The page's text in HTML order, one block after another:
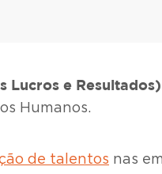
Lucros e Resultados)
Humanos.
de talentos nas